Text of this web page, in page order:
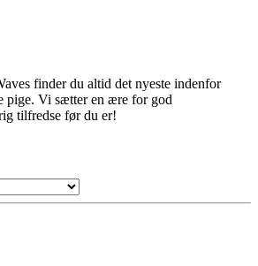
finder du altid det nyeste indenfor
pige. Vi sætter en ære for god
tilfredse før du er!